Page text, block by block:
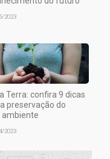
2023
Terra: confira 9 dicas
preservação do
ambiente
2023